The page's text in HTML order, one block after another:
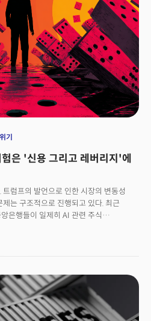
기
은 '신용 그리고 레버리지'에
럼프의 발언으로 인한 시장의 변동성
는 구조적으로 진행되고 있다. 최근
은행들이 일제히 AI 관련 주식
황에서 이머징마켓에서는 기업 부실이
설에서 "현재 주식 밸류에이션이 25년 전
다"고 밝히며 "급격한 조정이 발생하면
되고, 특히 개발도상국에 심각한 타격을
의미 있는 이유는 2000년 10월과